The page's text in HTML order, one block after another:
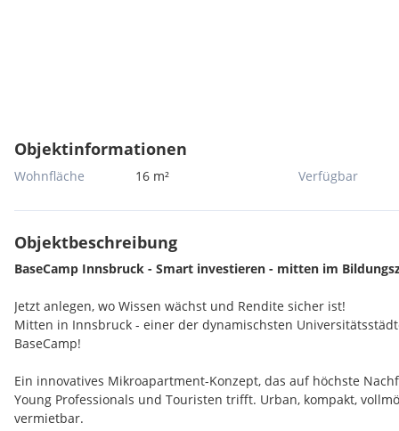
Objektinformationen
Wohnfläche 16 m² Verfügbar
Objektbeschreibung
BaseCamp Innsbruck - Smart investieren - mitten im
Jetzt anlegen, wo Wissen wächst und Rendite sicher ist!
Mitten in Innsbruck - einer der dynamischsten
BaseCamp!
Ein innovatives Mikroapartment-Konzept, das auf höchste
Young Professionals und Touristen trifft. Urban, kompakt,
vermietbar.